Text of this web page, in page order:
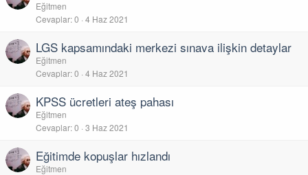
Eğitmen
Cevaplar 0 4 Haz 2021
LGS kapsamındaki merkezi sınava ilişkin detaylar
Eğitmen
Cevaplar 0 4 Haz 2021
KPSS ücretleri ateş pahası
Eğitmen
Cevaplar 0 3 Haz 2021
Eğitimde kopuşlar hızlandı
Eğitmen